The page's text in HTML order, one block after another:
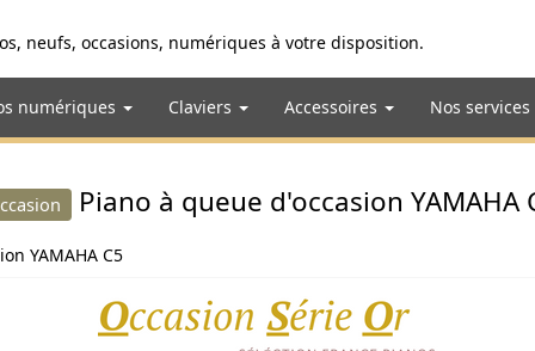
neufs, occasions, numériques à votre disposition.
numériques Claviers Accessoires Nos
Piano à queue d'occasion YAMAHA
YAMAHA C5